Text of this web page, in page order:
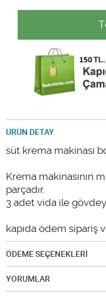
ÜRÜN DETAY
süt krema makinası
Krema makinasının
parçadır.
3 adet vida ile
kapıda ödem sipariş
ÖDEME SEÇENEKLERİ
YORUMLAR